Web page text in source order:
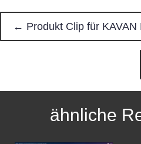
P
s
← Produkt Clip für KAVAN
ähnliche